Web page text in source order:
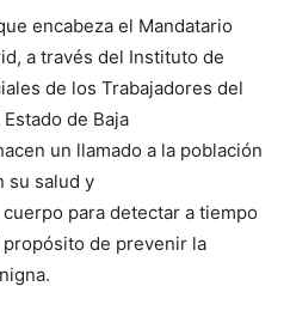
encabeza el Mandatario
a través del Instituto de
de los Trabajadores del
de Baja
un llamado a la población
su salud y
para detectar a tiempo
de prevenir la